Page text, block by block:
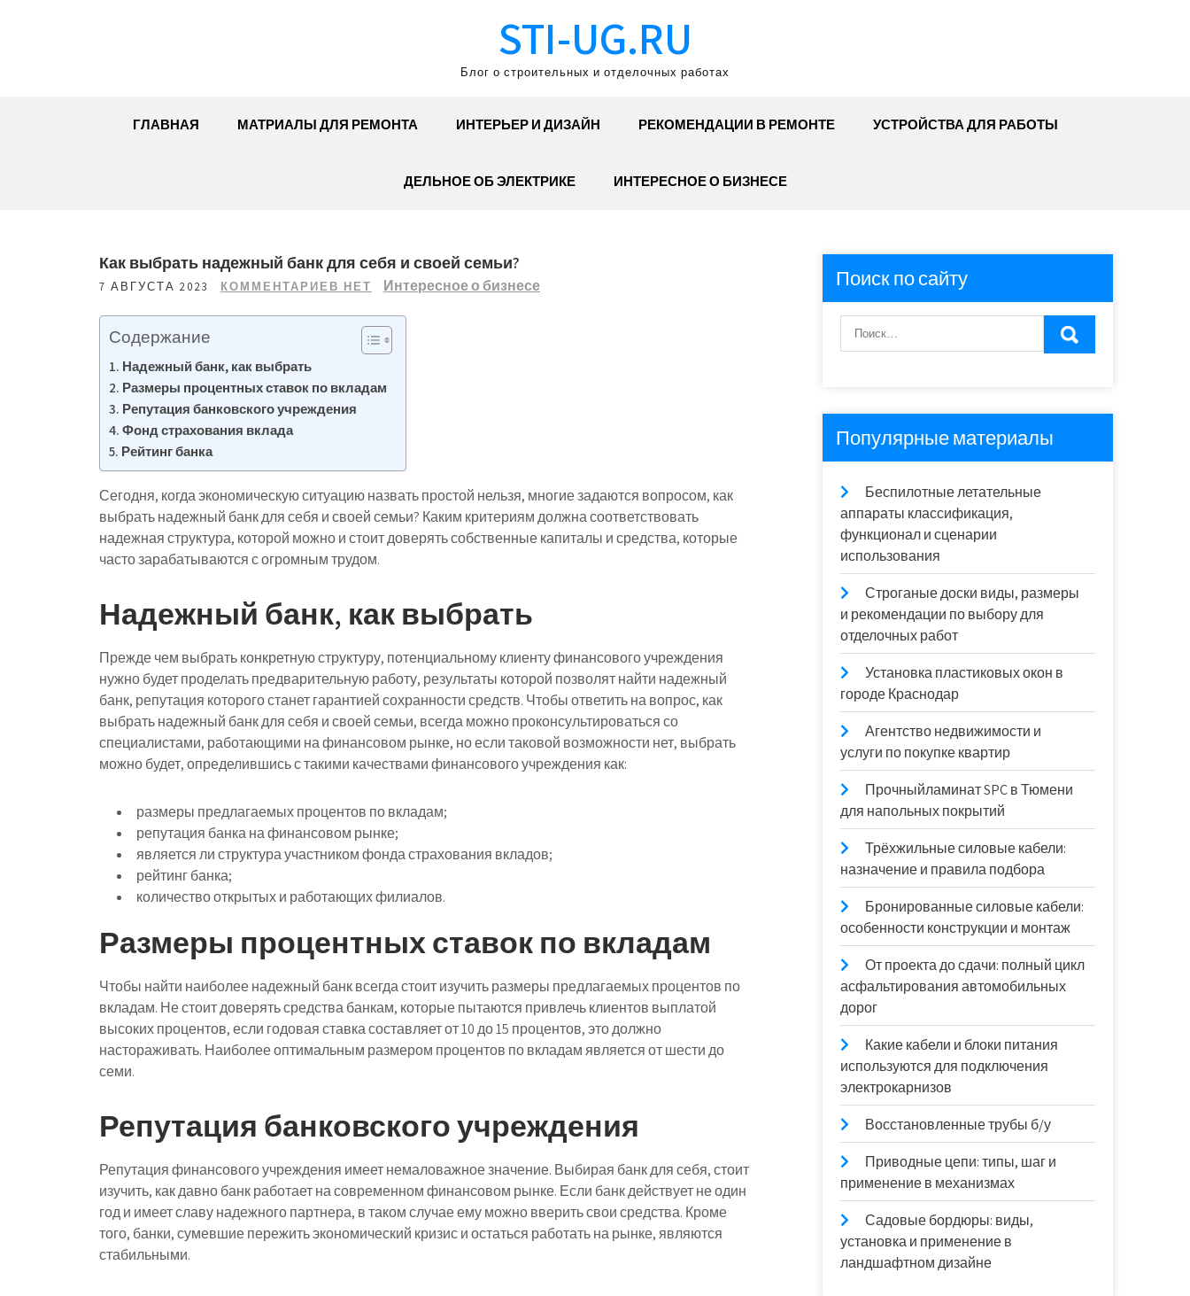
STI-UG.RU
Блог о строительных и отделочных работах
ГЛАВНАЯ МАТРИАЛЫ ДЛЯ РЕМОНТА ИНТЕРЬЕР И ДИЗАЙН РЕКОМЕНДАЦИИ В РЕМОНТЕ УСТРОЙСТВА ДЛЯ РАБОТЫ
ДЕЛЬНОЕ ОБ ЭЛЕКТРИКЕ ИНТЕРЕСНОЕ О БИЗНЕСЕ
Как выбрать надежный банк для себя и своей семьи?
7 АВГУСТА 2023 КОММЕНТАРИЕВ НЕТ Интересное о бизнесе
Содержание
Надежный банк, как выбрать
Размеры процентных ставок по вкладам
Репутация банковского учреждения
Фонд страхования вклада
Рейтинг банка
Сегодня, когда экономическую ситуацию назвать простой нельзя, многие задаются вопросом, как
выбрать надежный банк для себя и своей семьи? Каким критериям должна соответствовать
надежная структура, которой можно и стоит доверять собственные капиталы и средства, которые
часто зарабатываются с огромным трудом.
Надежный банк, как выбрать
Прежде чем выбрать конкретную структуру, потенциальному клиенту финансового учреждения
нужно будет проделать предварительную работу, результаты которой позволят найти надежный
банк, репутация которого станет гарантией сохранности средств. Чтобы ответить на вопрос, как
выбрать надежный банк для себя и своей семьи, всегда можно проконсультироваться со
специалистами, работающими на финансовом рынке, но если таковой возможности нет, выбрать
можно будет, определившись с такими качествами финансового учреждения как:
размеры предлагаемых процентов по вкладам;
репутация банка на финансовом рынке;
является ли структура участником фонда страхования вкладов;
рейтинг банка;
количество открытых и работающих филиалов.
Размеры процентных ставок по вкладам
Чтобы найти наиболее надежный банк всегда стоит изучить размеры предлагаемых процентов по
вкладам. Не стоит доверять средства банкам, которые пытаются привлечь клиентов выплатой
высоких процентов, если годовая ставка составляет от 10 до 15 процентов, это должно
настораживать. Наиболее оптимальным размером процентов по вкладам является от шести до
семи.
Репутация банковского учреждения
Репутация финансового учреждения имеет немаловажное значение. Выбирая банк для себя, стоит
изучить, как давно банк работает на современном финансовом рынке. Если банк действует не один
год и имеет славу надежного партнера, в таком случае ему можно вверить свои средства. Кроме
того, банки, сумевшие пережить экономический кризис и остаться работать на рынке, являются
стабильными.
Поиск по сайту
Популярные материалы
Беспилотные летательные
аппараты классификация,
функционал и сценарии
использования
Строганые доски виды, размеры
и рекомендации по выбору для
отделочных работ
Установка пластиковых окон в
городе Краснодар
Агентство недвижимости и
услуги по покупке квартир
Прочныйламинат SPC в Тюмени
для напольных покрытий
Трёхжильные силовые кабели:
назначение и правила подбора
Бронированные силовые кабели:
особенности конструкции и монтаж
От проекта до сдачи: полный цикл
асфальтирования автомобильных
дорог
Какие кабели и блоки питания
используются для подключения
электрокарнизов
Восстановленные трубы б/у
Приводные цепи: типы, шаг и
применение в механизмах
Садовые бордюры: виды,
установка и применение в
ландшафтном дизайне